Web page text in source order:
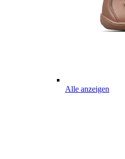
Alle anzeigen